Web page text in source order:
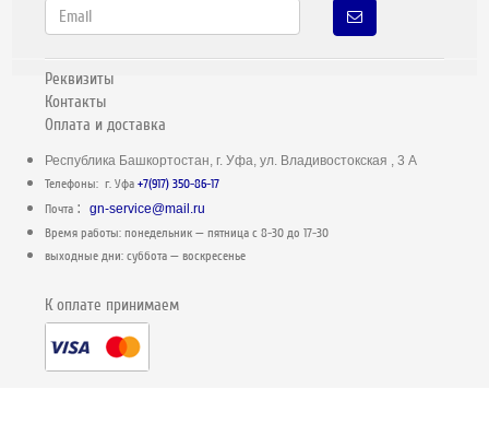
Реквизиты
Контакты
Оплата и доставка
Республика Башкортостан, г. Уфа, ул. Владивостокская , 3 А
Телефоны: г. Уфа+7(917) 350-86-17
Почта :gn-service@mail.ru
Время работы: понедельник — пятница c 8-30 до 17-30
выходные дни: суббота — воскресенье
К оплате принимаем